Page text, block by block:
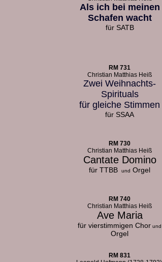
Als ich bei meinen
Schafen wacht
für SATB
RM 731
Christian Matthias Heiß
Zwei Weihnachts-
Spirituals
für gleiche Stimmen
für SSAA
RM 730
Christian Matthias Heiß
Cantate Domino
für TTBB und Orgel
RM 740
Christian Matthias Heiß
Ave Maria
für vierstimmigen Chor und
Orgel
RM 831